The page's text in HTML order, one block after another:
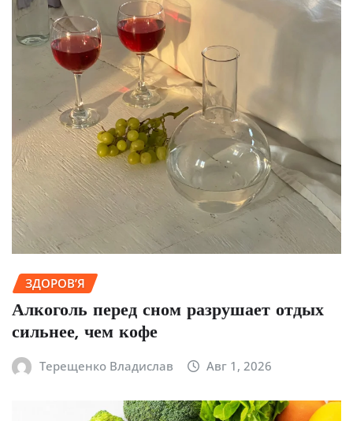
ЗДОРОВ’Я
Алкоголь перед сном разрушает отдых
сильнее, чем кофе
Терещенко Владислав Авг 1, 2026